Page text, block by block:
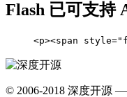
Flash 已可支持
<p><span
© 2006-2018 深度开源